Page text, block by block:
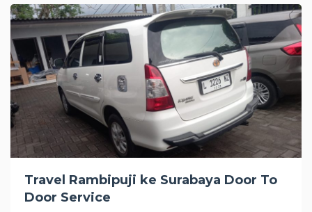
Travel Rambipuji ke Surabaya Door To
Door Service